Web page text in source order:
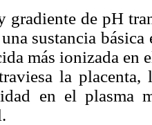
gradiente de pH
sustancia
más ionizada
la placenta,
en el plasma